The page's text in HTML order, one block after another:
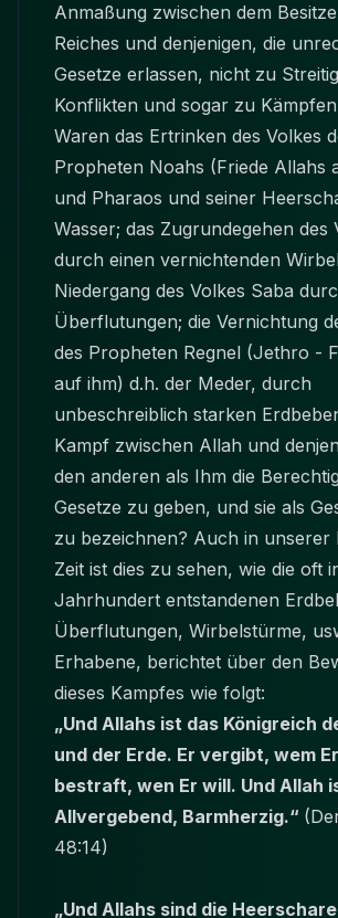
Anmaßung zwischen dem
Reiches und denjenigen, die
Gesetze erlassen, nicht zu
Konflikten und sogar zu
Waren das Ertrinken des Volkes
Propheten Noahs (Friede Allahs
und Pharaos und seiner
Wasser; das Zugrundegehen des
durch einen vernichtenden
Niedergang des Volkes Saba
Überflutungen; die Vernichtung
des Propheten Regnel (Jethro -
auf ihm) d.h. der Meder, durch
unbeschreiblich starken
Kampf zwischen Allah und
den anderen als Ihm die
Gesetze zu geben, und sie als
zu bezeichnen? Auch in unserer
Zeit ist dies zu sehen, wie die oft
Jahrhundert entstandenen
Überflutungen, Wirbelstürme,
Erhabene, berichtet über den
dieses Kampfes wie folgt:
„Und Allahs ist das Königreich
und der Erde. Er vergibt, wem
bestraft, wen Er will. Und Allah
Allvergebend, Barmherzig.“
48:14)
„Und Allahs sind die